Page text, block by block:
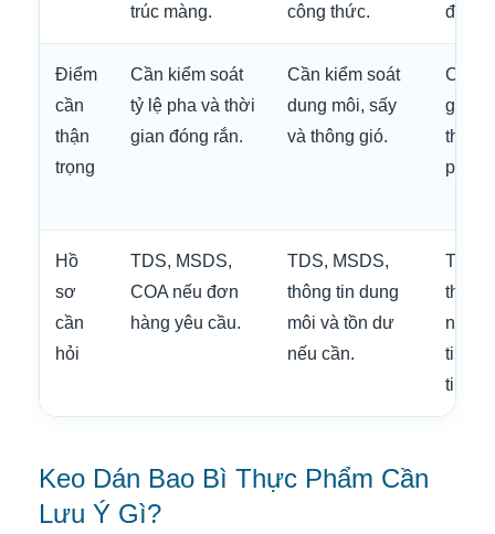
trúc màng.
công thức.
đóng
Điểm
cần
thận
trọng
Cần kiểm soát
tỷ lệ pha và thời
gian đóng rắn.
Cần kiểm soát
dung môi, sấy
và thông gió.
Cần
gia
thông
phù
Hồ
sơ
cần
hỏi
TDS, MSDS,
COA nếu đơn
hàng yêu cầu.
TDS, MSDS,
thông tin dung
môi và tồn dư
nếu cần.
TDS,
thông
nhiệt,
time,
time.
Keo Dán Bao Bì Thực Phẩm Cần
Lưu Ý Gì?